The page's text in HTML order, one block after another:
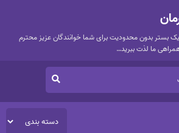
بستر بدون محدودیت برای شما خوانندگان عزیز محترم
همراهی ما لذت ببرید…